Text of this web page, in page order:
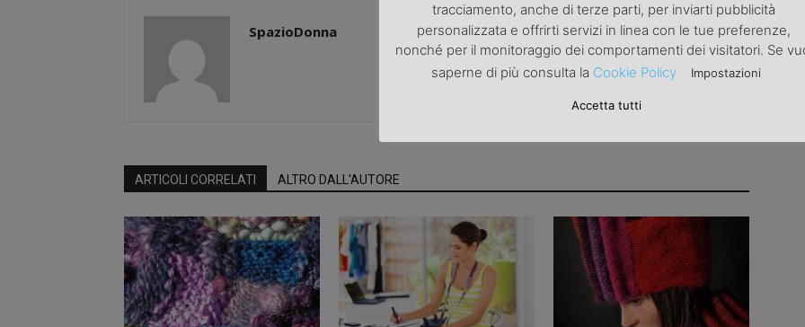
SpazioDonna
ARTICOLI CORRELATI ALTRO DALL'AUTORE
tracciamento, anche di terze parti, per inviarti pubblicità
personalizzata e offrirti servizi in linea con le tue preferenze,
nonché per il monitoraggio dei comportamenti dei visitatori. Se
saperne di più consulta la Cookie Policy Impostazioni
Accetta tutti